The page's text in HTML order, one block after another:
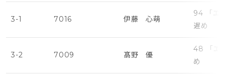
3-1 7016 伊藤 心萌
94 「エ
遅め
3-2 7009 髙野 優
48 「エ
め